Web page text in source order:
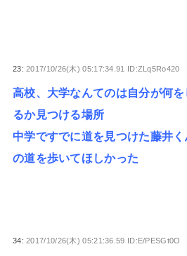
23:2017/10/26(木) 05:17:34.91 ID:ZLq5Ro420
高校、大学なんてのは自分が何
るか見つける場所
中学ですでに道を見つけた藤井
の道を歩いてほしかった
34:2017/10/26(木) 05:21:36.59 ID:E/PESGt0O